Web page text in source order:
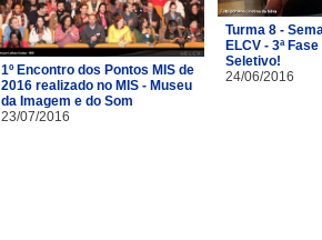
1º Encontro dos Pontos MIS de
2016 realizado no MIS - Museu
da Imagem e do Som
23/07/2016
Turma 8 -
ELCV - 3ª
Seletivo!
24/06/2016